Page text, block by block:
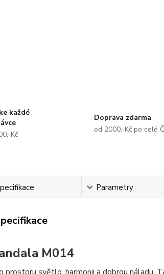
každé
Kč
Doprava zdarma
od 2000,-Kč po celé
Parametry
M014